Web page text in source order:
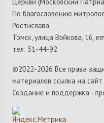
По благословению
Ростислава
Томск, улица Войкова, 16,
тел: 51-44-92
©2022-2026 Все права
материалов ссылка на
Создание и поддержка -